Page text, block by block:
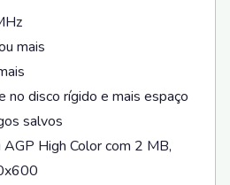
mais
no disco rígido e mais espaço
salvos
High Color com 2 MB,